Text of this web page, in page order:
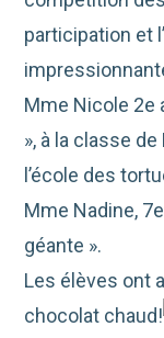
participation et
Mme Nicole 2e
», à la classe
l’école des
Mme Nadine,
géante ».
Les élèves ont
chocolat chaud!